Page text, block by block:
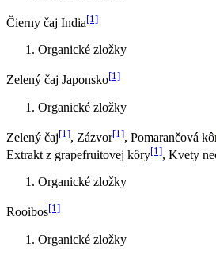
Čierny čaj India[1]
Organické zložky
Zelený čaj Japonsko[1]
Organické zložky
Zelený čaj[1], Zázvor[1], Pomarančová
Extrakt z grapefruitovej kôry[1], Kvety
Organické zložky
Rooibos[1]
Organické zložky